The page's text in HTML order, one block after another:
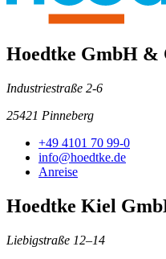
Hoedtke GmbH &
Industriestraße 2-6
25421 Pinneberg
+49 4101 70 99-0
info@hoedtke.de
Anreise
Hoedtke Kiel
Liebigstraße 12–14